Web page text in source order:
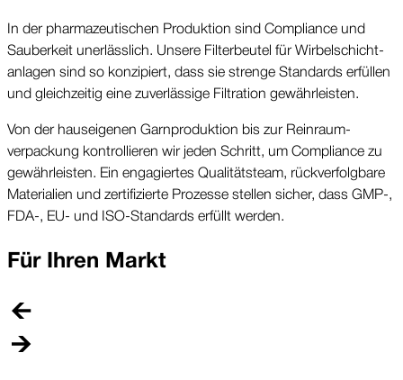
In der pharmazeutischen Produktion sind Compliance und
Sauberkeit unerlässlich. Unsere Filterbeutel für Wirbelschicht­
anlagen sind so konzipiert, dass sie strenge Standards erfüllen
und gleichzeitig eine zuverlässige Filtration gewährleisten.
Von der hauseigenen Garn­produktion bis zur Reinraum­
verpackung kontrollieren wir jeden Schritt, um Compliance zu
gewährleisten. Ein engagiertes Qualitäts­team, rückverfolgbare
Materialien und zertifizierte Prozesse stellen sicher, dass GMP-,
FDA-, EU- und ISO-Standards erfüllt werden.
Für Ihren Markt